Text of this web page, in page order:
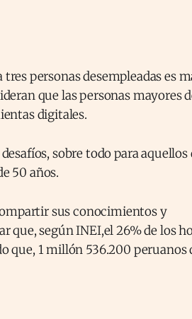
tres personas desempleadas es
que las personas mayores
digitales.
sobre todo para aquellos
50 años.
sus conocimientos y
que, según INEI,el 26% de los
que, 1 millón 536.200 peruanos